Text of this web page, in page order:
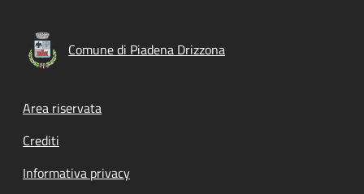
Comune di Piadena Drizzona
Footer menu
Area riservata
Crediti
Informativa privacy